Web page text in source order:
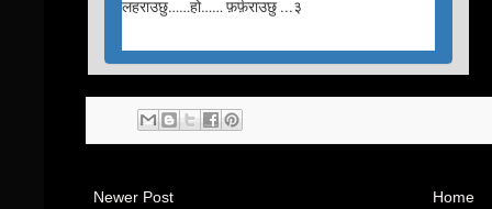
लहराउछु……हो…… फ़र्फ़राउछु ...३
Newer Post Home